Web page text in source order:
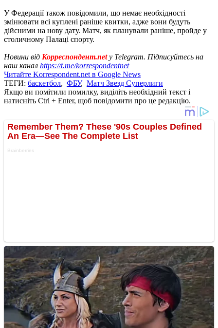
У Федерації також повідомили, що немає необхідності
змінювати всі куплені раніше квитки, адже вони будуть
дійсними на нову дату. Матч, як планували раніше, пройде у
столичному Палаці спорту.
Новини від Корреспондент.netу Telegram. Підписуйтесь на
наш канал https://t.me/korrespondentnet
Читайте Korrespondent.net в Google News
ТЕГИ: баскетбол, ФБУ, Матч Звезд Суперлиги
Якщо ви помітили помилку, виділіть необхідний текст і
натисніть Ctrl + Enter, щоб повідомити про це редакцію.